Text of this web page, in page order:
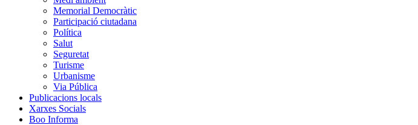
Memorial Democràtic
Participació ciutadana
Política
Salut
Seguretat
Turisme
Urbanisme
Via Pública
Publicacions locals
Xarxes Socials
Boo Informa